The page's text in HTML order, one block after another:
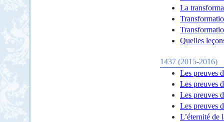
La
Quelles
1437 (2015-2016)
Les preuves
Les preuves
Les preuves
Les preuves
L’éternité de